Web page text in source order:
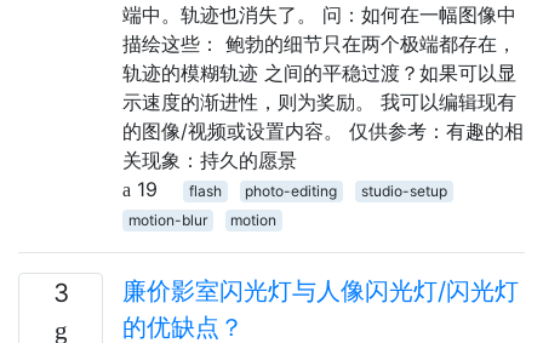
端中。轨迹也消失了。 问：如何在一幅图像中
描绘这些： 鲍勃的细节只在两个极端都存在，
轨迹的模糊轨迹 之间的平稳过渡？如果可以显
示速度的渐进性，则为奖励。 我可以编辑现有
的图像/视频或设置内容。 仅供参考：有趣的相
关现象：持久的愿景
19
flash photo-editing
studio-setup
motion-blur
motion
3
廉价影室闪光灯与人像闪光灯/闪光灯
的优缺点？